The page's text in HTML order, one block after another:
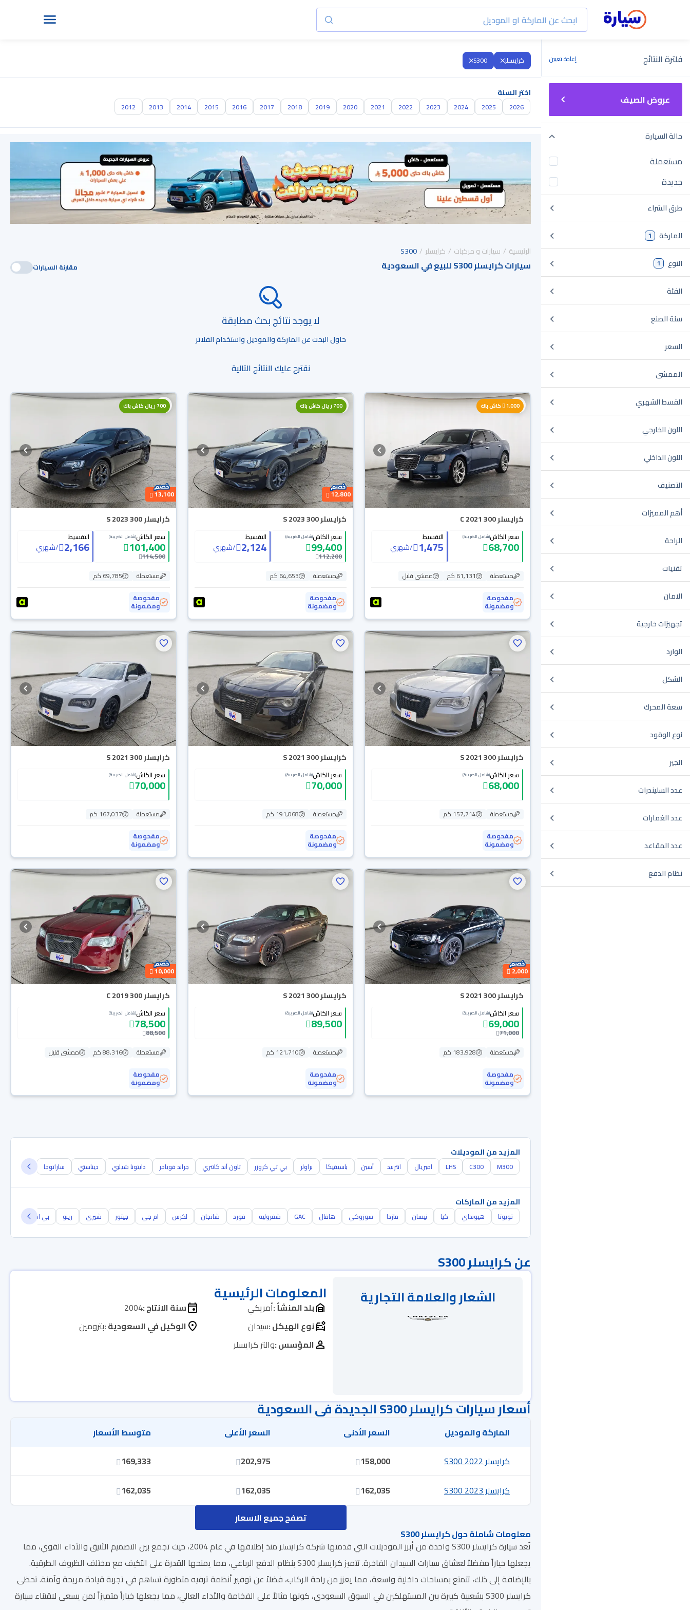
فلترة النتائج إعادة تعيين
عروض الصيف
حالة السيارة
مستعملة
جديدة
طرق الشراء
الماركة 1
النوع 1
الفئة
سنة الصنع
السعر
الممشى
القسط الشهري
اللون الخارجي
اللون الداخلي
التصنيف
أهم المميزات
الراحة
تقنيات
الامان
تجهيزات خارجية
الوارد
الشكل
سعة المحرك
نوع الوقود
الجير
عدد السليندرات
عدد الغمارات
عدد المقاعد
نظام الدفع
كرايسلر S300
اختر السنة
2026
2025
2024
2023
2022
2021
2020
2019
2018
2017
2016
2015
2014
2013
2012
الرئيسية سيارات و مركبات كرايسلر S300
سيارات كرايسلر S300 للبيع في السعودية مقارنة السيارات
لا يوجد نتائج بحث مطابقة
حاول البحث عن الماركة والموديل واستخدام الفلاتر
نقترح عليك النتائج التالية
1,000 كاش باك
كرايسلر 300 C 2021
سعر الكاش(شامل الضريبة)
68,700
التقسيط
1,475
/شهري
مستعملة 61,131 كم
ممشى قليل
مفحوصة
ومضمونة
700 ريال كاش باك
12,800
كرايسلر 300 S 2023
سعر الكاش(شامل الضريبة)
99,400
112,200
التقسيط
2,124
/شهري
مستعملة
64,653 كم
مفحوصة
ومضمونة
700 ريال كاش باك
13,100
كرايسلر 300 S 2023
سعر الكاش(شامل الضريبة)
101,400
114,500
التقسيط
2,166
/شهري
مستعملة
69,785 كم
مفحوصة
ومضمونة
كرايسلر 300 S 2021
سعر الكاش(شامل الضريبة)
68,000
مستعملة
157,714 كم
مفحوصة
ومضمونة
كرايسلر 300 S 2021
سعر الكاش(شامل الضريبة)
70,000
مستعملة
191,068 كم
مفحوصة
ومضمونة
كرايسلر 300 S 2021
سعر الكاش(شامل الضريبة)
70,000
مستعملة
167,037 كم
مفحوصة
ومضمونة
2,000
كرايسلر 300 S 2021
سعر الكاش(شامل الضريبة)
69,000
71,000
مستعملة
183,928 كم
مفحوصة
ومضمونة
كرايسلر 300 S 2021
سعر الكاش(شامل الضريبة)
89,500
مستعملة
121,710 كم
مفحوصة
ومضمونة
10,000
كرايسلر 300 C 2019
سعر الكاش(شامل الضريبة)
78,500
88,500
مستعملة
88,316 كم
ممشى قليل
مفحوصة
ومضمونة
المزيد من الموديلات
M300
C300
LHS امبريال انتربيد آسبن باسيفيكا براولر بي تي كروزر تاون آند كانتري جراند فوياجر دايتونا شيلبي ديناستي ساراتوجا ستراتوس
المزيد من الماركات
تويوتا هيونداي كيا نيسان مازدا سوزوكي هافال GAC شفروليه فورد شانجان لكزس ام جي جيتور شيري رينو بي ام دبليو
عن كرايسلر S300
الشعار والعلامة التجارية
المعلومات الرئيسية
بلد المنشأ :أمريكي سنة الانتاج :2004
نوع الهيكل :سيدان الوكيل في السعودية :بترومين
المؤسس :والتر كرايسلر
أسعار سيارات كرايسلر S300 الجديدة في السعودية
الماركة والموديل السعر الأدنى السعر الأعلى
متوسط الأسعار
كرايسلر S300 2022
158,000
202,975
169,333
كرايسلر S300 2023
162,035
162,035
162,035
تصفح جميع الاسعار
معلومات شاملة حول كرايسلر S300
تُعد سيارة كرايسلر S300 واحدة من أبرز الموديلات التي قدمتها شركة كرايسلر منذ إطلاقها في عام 2004، حيث تجمع بين التصميم الأنيق والأداء القوي، مما
يجعلها خياراً مفضلاً لعشاق سيارات السيدان الفاخرة. تتميز كرايسلر S300 بنظام الدفع الرباعي، مما يمنحها القدرة على التكيف مع مختلف الظروف الطرقية.
بالإضافة إلى ذلك، تتمتع بمساحات داخلية واسعة، مما يعزز من راحة الركاب، فضلاً عن توفير أنظمة ترفيه متطورة تساهم في تجربة قيادة مريحة وآمنة. تحظى
كرايسلر S300 بشعبية كبيرة بين المستهلكين في السوق السعودي، كونها مثالاً على الفخامة والأداء العالي، مما يجعلها خياراً متميزاً لمن يسعى لاقتناء سيارة